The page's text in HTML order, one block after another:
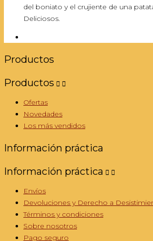
del boniato y el crujiente de una
Deliciosos.
Productos
Productos  
Ofertas
Novedades
Los más vendidos
Información práctica
Información práctica  
Envíos
Devoluciones y Derecho a
Términos y condiciones
Sobre nosotros
Pago seguro